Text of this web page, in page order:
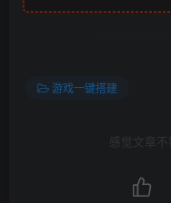
游戏一键搭建
感觉文章